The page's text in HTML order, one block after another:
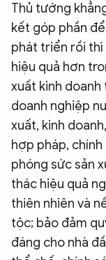
Thủ tướng
kết góp phần
phát triển rồi thì
hiệu quả hơn
xuất kinh doanh
doanh nghiệp
xuất, kinh
hợp pháp,
phóng sức sản
thác hiệu quả
thiên nhiên và
tộc; bảo đảm
đáng cho nhà